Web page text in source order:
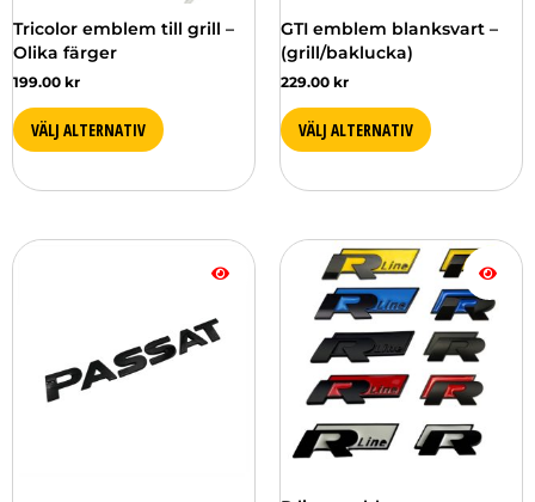
Tricolor emblem till grill –
Olika färger
199.00 kr
VÄLJ ALTERNATIV
på
produktsidan
GTI emblem blanksvart –
(grill/baklucka)
229.00 kr
VÄLJ ALTERNATIV
på
produktsidan
Prisintervall:
199.00 kr
till
229.00 kr
Den
produkten
flera
varianter.
alternativen